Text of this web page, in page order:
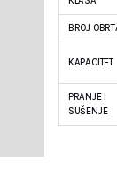
BROJ
KAPACITET
PRANJE I
SUŠENJE